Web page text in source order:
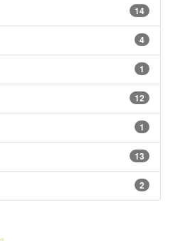
14
4
1
12
1
13
2